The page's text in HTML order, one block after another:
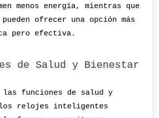
menos energía, mientras que
pueden ofrecer una opción más
pero efectiva.
de Salud y Bienestar
funciones de salud y
relojes inteligentes